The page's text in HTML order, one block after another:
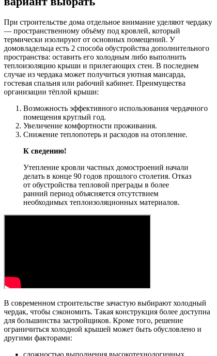
При строительстве дома отдельное внимание уделяют чердаку
— пространственному объёму под кровлей, который
термически изолируют от основных помещений. У
домовладельца есть 2 способа обустройства дополнительного
пространства: оставить его холодным либо выполнить
теплоизоляцию крыши и прилегающих стен. В последнем
случае из чердака может получиться уютная мансарда,
гостевая спальня или рабочий кабинет. Преимущества
организации тёплой крыши:
Возможность эффективного использования чердачного
помещения круглый год.
Увеличение комфортности проживания.
Снижение теплопотерь и расходов на отопление.
К сведению!
Утепление кровли частных домостроений начали
делать в конце 90 годов прошлого столетия. Отказ
от обустройства тепловой преграды в более
ранний период объясняется отсутствием
необходимых теплоизоляционных материалов.
В современном строительстве зачастую выбирают холодный
чердак, чтобы сэкономить. Такая конструкция более доступна
для большинства застройщиков. Кроме того, решение
ограничиться холодной крышей может быть обусловлено и
другими факторами: